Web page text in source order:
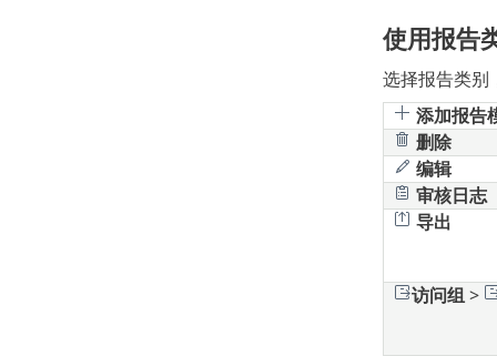
使用报告
选择报告类别
添加报告
删除
编辑
审核日志
导出
访问组>